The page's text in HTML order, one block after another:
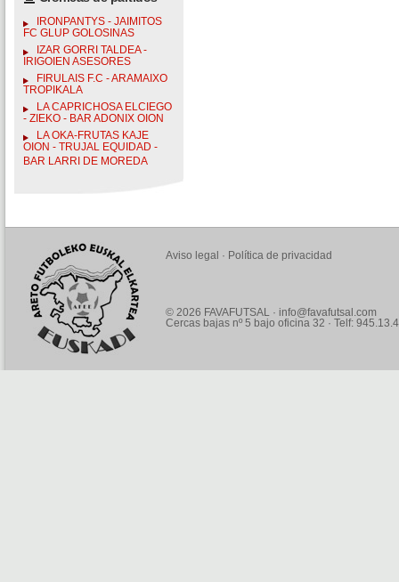
IRONPANTYS - JAIMITOS
FC GLUP GOLOSINAS
IZAR GORRI TALDEA -
IRIGOIEN ASESORES
FIRULAIS F.C - ARAMAIXO
TROPIKALA
LA CAPRICHOSA ELCIEGO
- ZIEKO - BAR ADONIX OION
LA OKA-FRUTAS KAJE
OION - TRUJAL EQUIDAD -
BAR LARRI DE MOREDA
Aviso legal · Política de privacidad
© 2026 FAVAFUTSAL · info@favafutsal.com
Cercas bajas nº 5 bajo oficina 32 · Telf: